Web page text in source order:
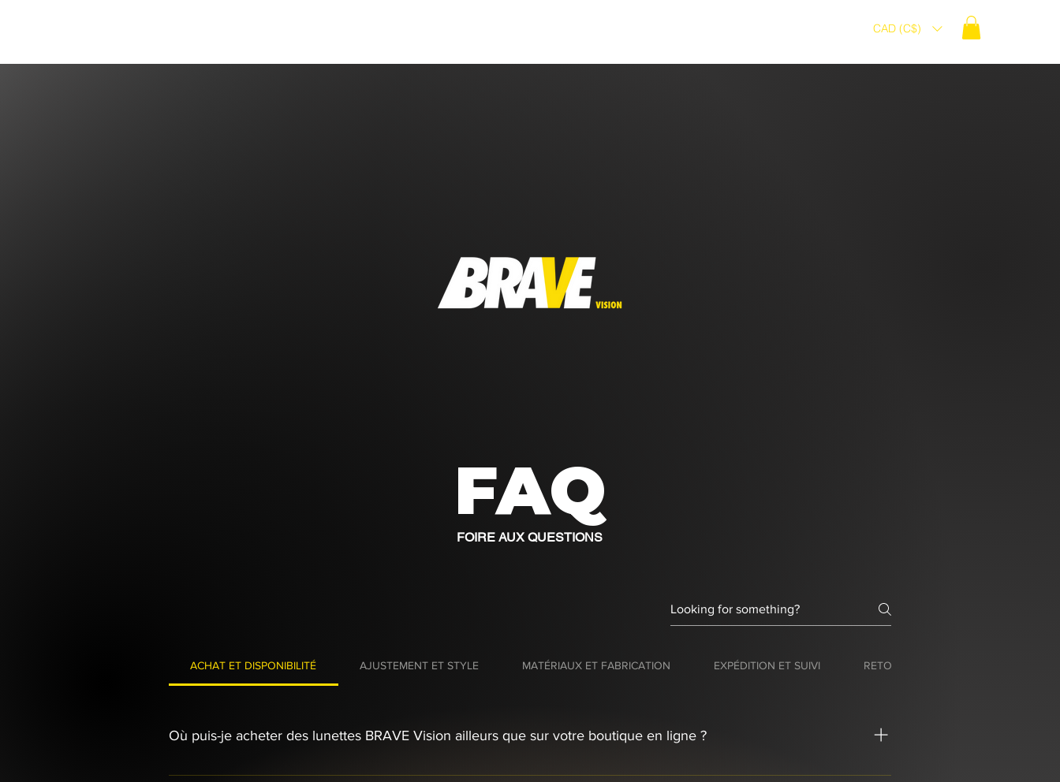
CAD (C$)
FAQ
FOIRE AUX QUESTIONS
ACHAT ET DISPONIBILITÉ AJUSTEMENT ET STYLE MATÉRIAUX ET FABRICATION EXPÉDITION ET SUIVI RETOURS ET GARANTIE
Où puis-je acheter des lunettes BRAVE Vision ailleurs que sur votre boutique en ligne ?
Notre inventaire complet est toujours disponible sur notre site web. Nous collaborons également avec un cercle très restreint de